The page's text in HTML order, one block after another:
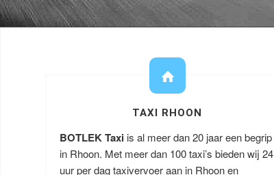
TAXI RHOON
BOTLEK Taxi is al meer dan 20 jaar een begrip
in Rhoon. Met meer dan 100 taxi’s bieden wij 24
uur per dag taxivervoer aan in Rhoon en